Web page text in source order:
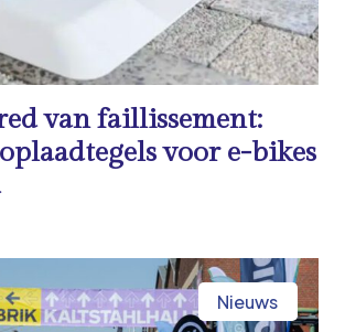
van faillissement:
voor e-bikes
Nieuws